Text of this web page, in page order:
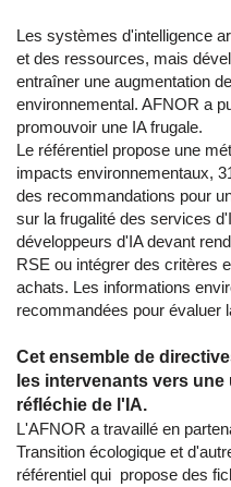
Les systèmes d'intelligence
et des ressources, mais
entraîner une augmentation
environnemental. AFNOR a
promouvoir une IA frugale.
Le référentiel propose une
impacts environnementaux,
des recommandations pour
sur la frugalité des services
développeurs d'IA devant
RSE ou intégrer des critères
achats. Les informations
recommandées pour évaluer
Cet ensemble de
les intervenants vers
réfléchie de l'IA.
L'AFNOR a travaillé en
Transition écologique et
référentiel qui propose des